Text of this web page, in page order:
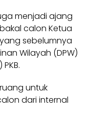
menjadi ajang
calon Ketua
sebelumnya
Wilayah (DPW)
untuk
dari internal